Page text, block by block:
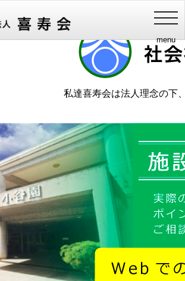
menu
健やか
私達喜寿会は法人理念の下